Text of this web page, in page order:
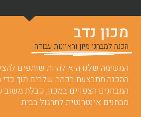
מכון נדב
הכנה למבחני מיון וראיונות עבודה
המשימה שלנו היא להיות שותפים
ההכנה מתבצעת בכמה שלבים תוך כדי
המבחנים הצפויים במכון, קבלת משוב
מבחנים אינטרנטית לתרגול בבית.